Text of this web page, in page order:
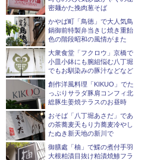
密麺かた挽肉葱そば
かやば町「鳥徳」で大人気鳥
鍋御前特製弁当きじ焼き重飴
色の階段昭和の風情がまた
大衆食堂「フクロウ」京橋で
小皿小鉢にも腕組悩む八丁堀
でもお馴染みの豚汁などなど
創作洋風料理「KIKUO」でた
っぷりサラダ豚肩コンフィ北
総豚生姜焼テラスのお昼時
おそば「八丁堀あさだ」であ
の茶蕎麦天もり力蕎麦冷やし
たぬき新天地の新川で
御膳處「柚」で鰈の煮付手羽
大根粕漬目抜け粕漬焼鯵フラ